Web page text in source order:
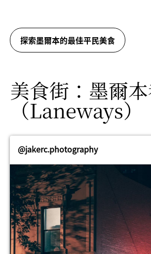
探索墨爾本的最佳平民美食
美食街：墨爾
（Laneways）
@jakerc.photography